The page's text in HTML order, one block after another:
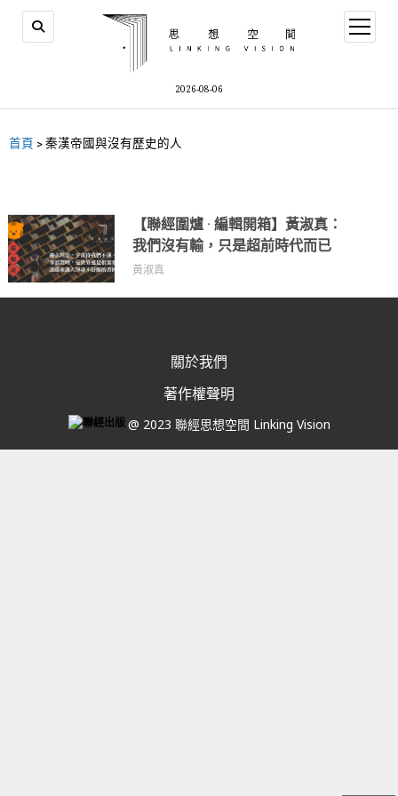
2026-08-06
首頁 >秦漢帝國與沒有歷史的人
【聯經圍爐 · 編輯開箱】黃淑真：
我們沒有輸，只是超前時代而已
黃淑真
關於我們
著作權聲明
@ 2023 聯經思想空間 Linking Vision